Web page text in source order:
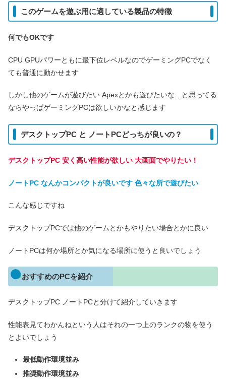
このゲームを遊ぶ用に適している製品の特徴
何でもOKです
CPU GPUパワーともに最下位レベルなのでゲーミングPCでなく
ても普通に動かせます
しかし他のゲームが遊びたい Apexとかも遊びたいな…と思ってる
ならやっぱゲーミングPCは欲しいかなと感じます
デスクトップPC と ノートPCどっちが良いの？
デスクトップPC 安く高い性能が欲しい 大画面でやりたい！
ノートPC なんかコンパクトが良いです 色々な所で遊びたい
こんな感じですね
デスクトップPCでは他のゲームとかもやりたい場合とかに良い
ノートPCは何か場所とか気になる場所に使うと良いでしょう
おすすめのPCを紹介
デスクトップPC ノートPCと分けて紹介していきます
性能表見てわかんねという人はそれの一つ上のランクの物を使う
とよいでしょう
最低動作環境並み
推奨動作環境並み